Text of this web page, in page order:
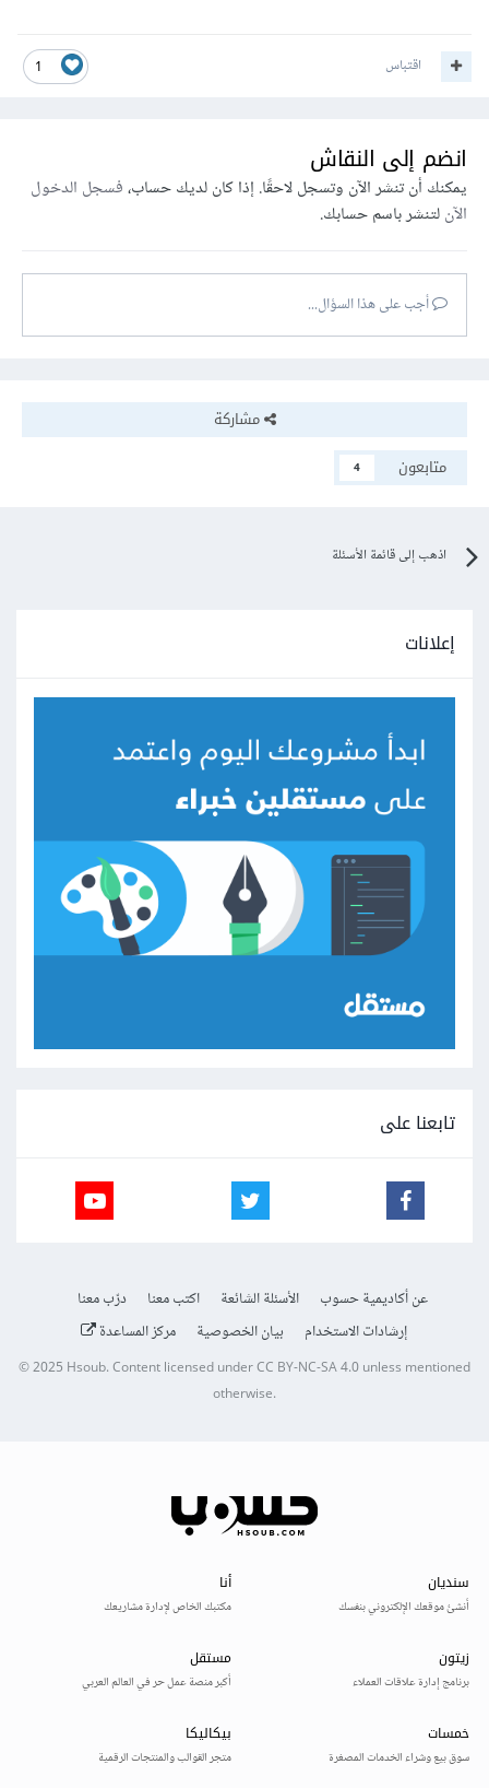
1 اقتباس
انضم إلى النقاش
يمكنك أن تنشر الآن وتسجل لاحقًا. إذا كان لديك حساب،فسجل الدخول
الآنلتنشر باسم حسابك.
أجب على هذا السؤال...
مشاركة
متابعون
4
اذهب إلى قائمة الأسئلة
إعلانات
تابعنا على
عن أكاديمية حسوب الأسئلة الشائعة اكتب معنا
درّب معنا
إرشادات الاستخدام
بيان الخصوصية مركز المساعدة
© 2025Hsoub.Content licensed underCC BY-NC-SA 4.0unless mentioned
otherwise.